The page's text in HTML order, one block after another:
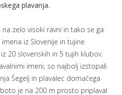
plavanja.
zelo visoki ravni in tako se ga
iz Slovenije in tujine.
20 slovenskih in 5 tujih klubov.
imeni, so najbolj izstopali
Šegelj in plavalec domačega
je na 200 m prosto priplaval